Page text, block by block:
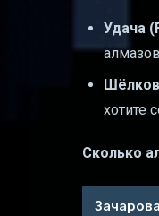
Удача
хотите
Сколько